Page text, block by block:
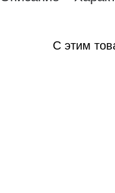
С этим